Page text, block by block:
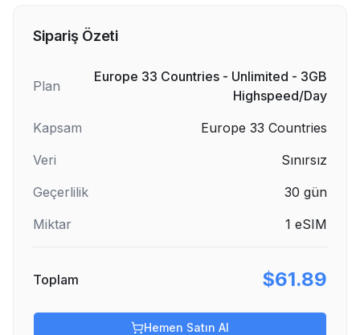
Sipariş Özeti
Plan
Europe 33 Countries - Unlimited - 3GB
Highspeed/Day
Kapsam
Europe 33 Countries
Veri
Sınırsız
Geçerlilik
30 gün
Miktar
1 eSIM
Toplam $61.89
Hemen Satın Al